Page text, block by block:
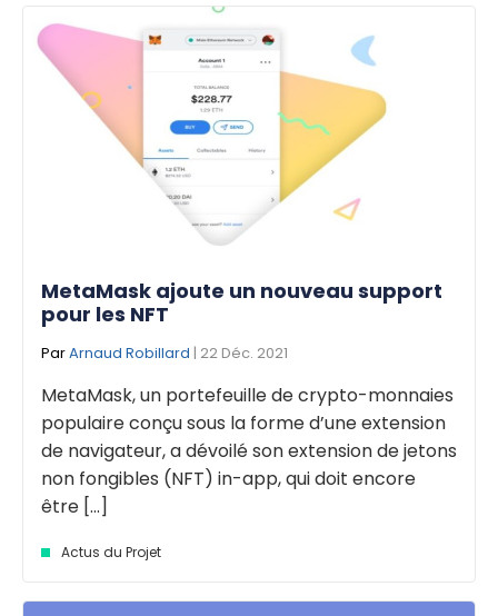
MetaMask ajoute un nouveau support
pour les NFT
ParArnaud Robillard | 22 Déc. 2021
MetaMask, un portefeuille de crypto-monnaies
populaire conçu sous la forme d’une extension
de navigateur, a dévoilé son extension de jetons
non fongibles (NFT) in-app, qui doit encore
être [...]
Actus du Projet